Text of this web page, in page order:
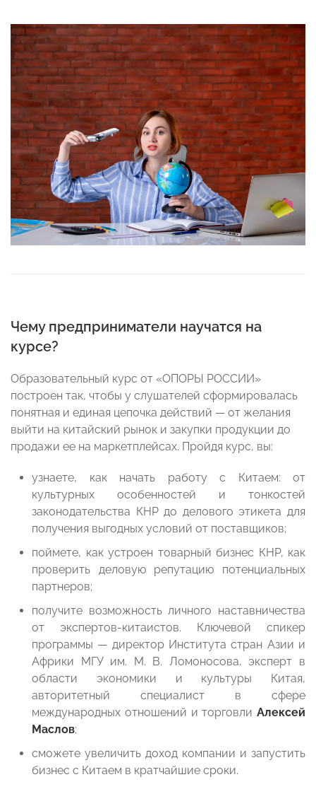
Чему предприниматели научатся на
курсе?
Образовательный курс от «ОПОРЫ РОССИИ»
построен так, чтобы у слушателей сформировалась
понятная и единая цепочка действий — от желания
выйти на китайский рынок и закупки продукции до
продажи ее на маркетплейсах. Пройдя курс, вы:
узнаете, как начать работу с Китаем: от
культурных особенностей и тонкостей
законодательства КНР до делового этикета для
получения выгодных условий от поставщиков;
поймете, как устроен товарный бизнес КНР, как
проверить деловую репутацию потенциальных
партнеров;
получите возможность личного наставничества
от экспертов-китаистов. Ключевой спикер
программы — директор Института стран Азии и
Африки МГУ им. М. В. Ломоносова, эксперт в
области экономики и культуры Китая,
авторитетный специалист в сфере
международных отношений и торговли Алексей
Маслов;
сможете увеличить доход компании и запустить
бизнес с Китаем в кратчайшие сроки.